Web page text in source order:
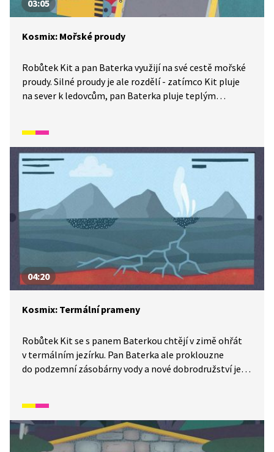
03:05
Kosmix: Mořské proudy
Robůtek Kit a pan Baterka využijí na své cestě mořské
proudy. Silné proudy je ale rozdělí - zatímco Kit pluje
na sever k ledovcům, pan Baterka pluje teplým
Pod hladinou.
04:20
Kosmix: Termální prameny
Robůtek Kit se s panem Baterkou chtějí v zimě ohřát
v termálním jezírku. Pan Baterka ale proklouzne
do podzemní zásobárny vody a nové dobrodružství je
díle Kosmixu: Pod hladinou.